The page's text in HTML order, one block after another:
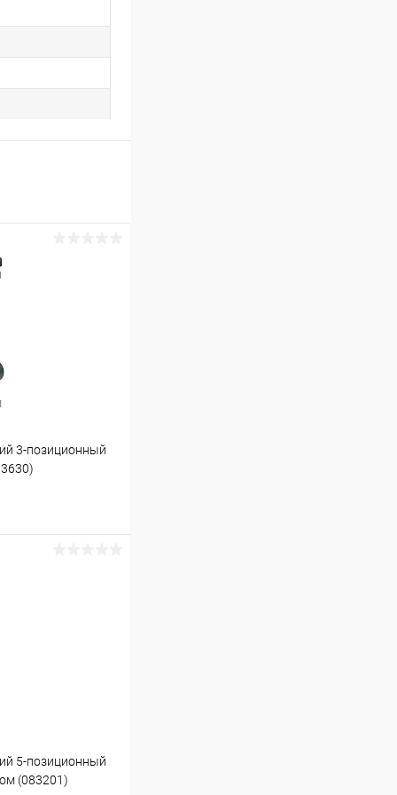
3-позиционный
5-позиционный
(083201)